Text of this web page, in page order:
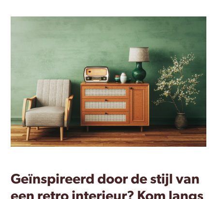
Geïnspireerd door de stijl van
een retro interieur? Kom langs